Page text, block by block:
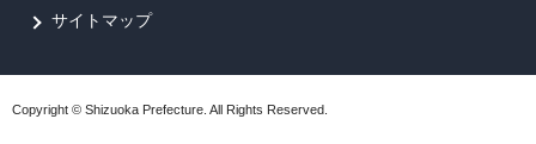
サイトマップ
Copyright © Shizuoka Prefecture. All Rights Reserved.